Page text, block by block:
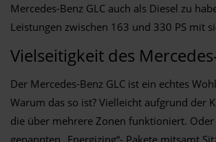
Mercedes-Benz GLC auch als Diesel zu
Leistungen zwischen 163 und 330 PS mit
Vielseitigkeit des
Der Mercedes-Benz GLC ist ein echtes
Warum das so ist? Vielleicht aufgrund der
die über mehrere Zonen funktioniert. Oder
genannten „Energizing“- Pakete mitsamt